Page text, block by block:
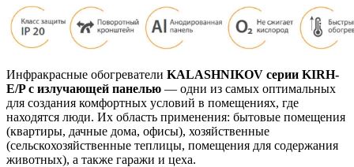
Инфракрасные обогреватели KALASHNIKOV серии KIRH-
E/P с излучающей панелью — одни из самых оптимальных
для создания комфортных условий в помещениях, где
находятся люди. Их область применения: бытовые помещения
(квартиры, дачные дома, офисы), хозяйственные
(сельскохозяйственные теплицы, помещения для содержания
животных), а также гаражи и цеха.